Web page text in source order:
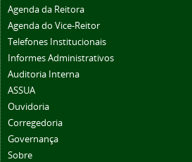
Agenda da Reitora
Agenda do Vice-Reitor
Telefones Institucionais
Informes Administrativos
Auditoria Interna
ASSUA
Ouvidoria
Corregedoria
Governança
Sobre